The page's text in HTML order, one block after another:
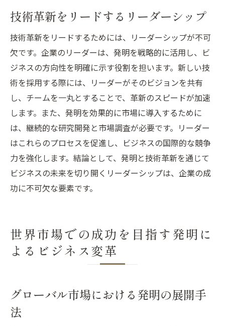
技術革新をリードするリーダーシップ
技術革新をリードするためには、リーダーシップが不可
欠です。企業のリーダーは、発明を戦略的に活用し、ビ
ジネスの方向性を明確に示す役割を担います。新しい技
術を採用する際には、リーダーがそのビジョンを共有
し、チームを一丸とすることで、革新のスピードが加速
します。また、発明を効果的に市場に導入するために
は、継続的な研究開発と市場調査が必要です。リーダー
はこれらのプロセスを促進し、ビジネスの国際的な競争
力を強化します。結論として、発明と技術革新を通じて
ビジネスの未来を切り開くリーダーシップは、企業の成
功に不可欠な要素です。
世界市場での成功を目指す発明に
よるビジネス変革
グローバル市場における発明の展開手
法